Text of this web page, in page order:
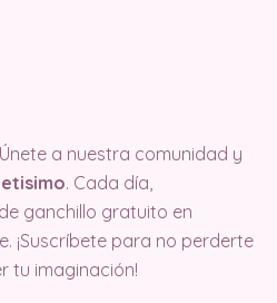
Únete a nuestra comunidad y
. Cada día,
ganchillo gratuito en
¡Suscríbete para no perderte
tu imaginación!